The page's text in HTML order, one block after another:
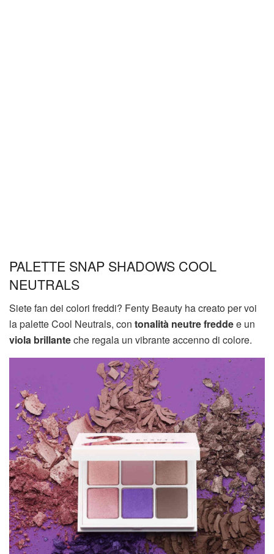
PALETTE SNAP SHADOWS COOL
NEUTRALS
Siete fan dei colori freddi? Fenty Beauty ha creato per voi
la palette Cool Neutrals, con tonalità neutre freddee un
viola brillanteche regala un vibrante accenno di colore.